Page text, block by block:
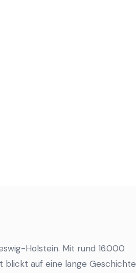
Holstein. Mit rund 16.000
blickt auf eine lange Geschichte